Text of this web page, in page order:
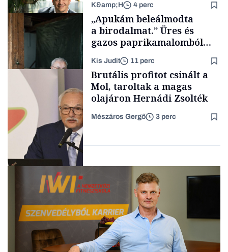
Makro
TÁMOGATÓI
TARTALOM
K&amp;H 4 perc
Családi
vállalkozások
„Apukám beleálmodta
a birodalmat.” Üres és
gazos paprikamalomból
lett az igazi családi
fűszersztori
Kis Judit 11 perc
Befektetés
Brutális profitot csinált a
Mol, taroltak a magas
olajáron Hernádi Zsolték
Mészáros Gergő 3 perc